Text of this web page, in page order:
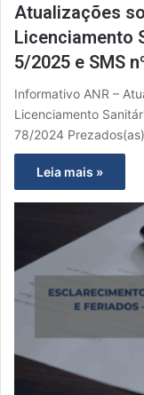
Atualizações
Licenciamento
5/2025 e SMS
Informativo ANR –
Licenciamento
78/2024
Leia mais »